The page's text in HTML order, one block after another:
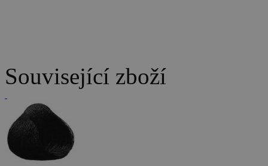
Související zboží